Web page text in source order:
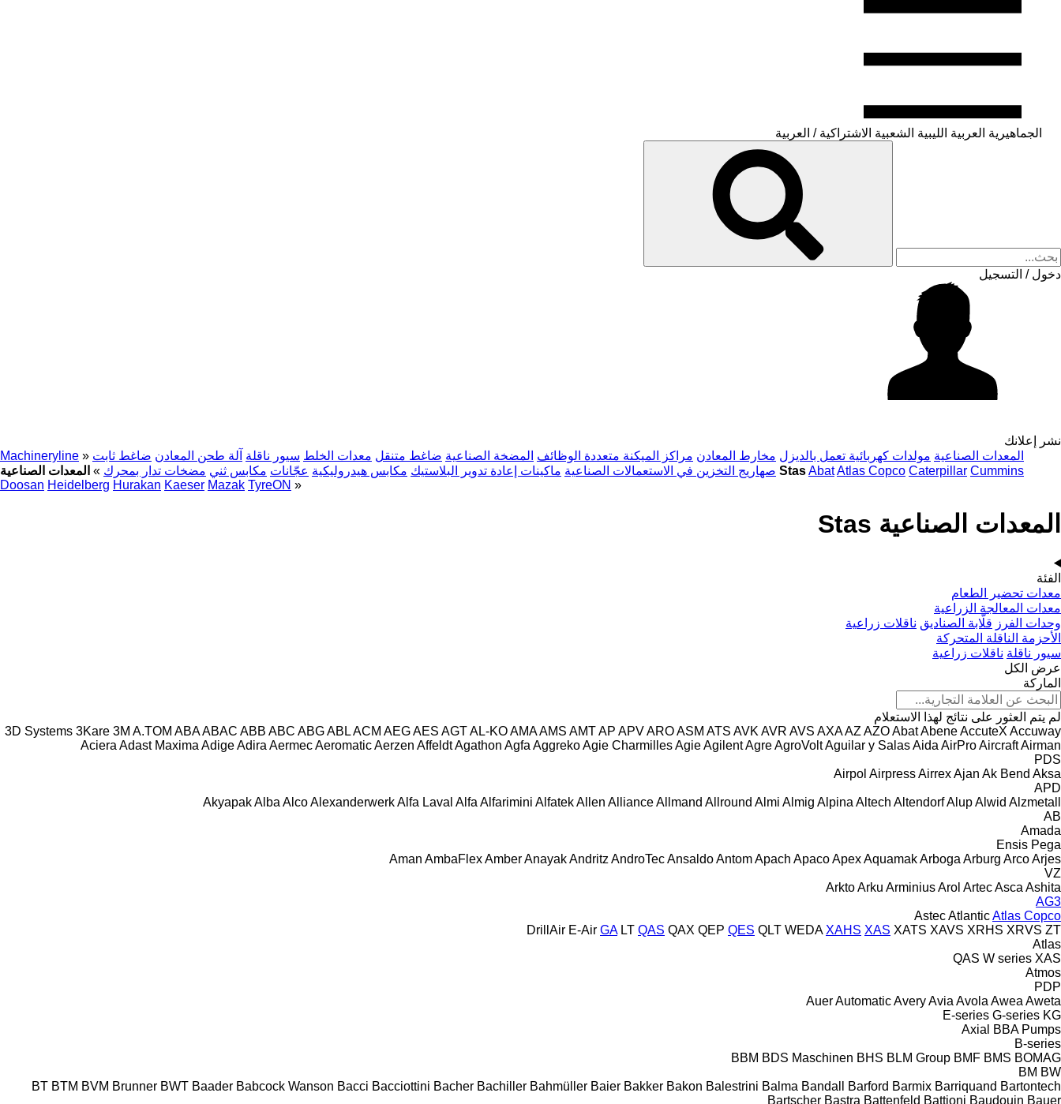
الجماهيرية العربية الليبية الشعبية الاشتراكية / العربية
دخول / التسجيل
نشر إعلانك
Machineryline » المعدات الصناعية مولدات كهربائية تعمل بالديزل مخارط المعادن مراكز الميكنة متعددة الوظائف المضخة الصناعية ضاغط متنقل معدات الخلط سيور ناقلة آلة طحن المعادن ضاغط ثابت
صهاريج التخزين في الاستعمالات الصناعية ماكينات إعادة تدوير البلاستيك مكابس هيدروليكية عجّانات مكابس ثني مضخات تدار بمحرك » المعدات الصناعية StasAbatAtlas Copco Caterpillar Cummins
Doosan Heidelberg Hurakan Kaeser Mazak TyreON »
المعدات الصناعية Stas
الفئة
معدات تحضير الطعام
معدات المعالجة الزراعية
وحدات الفرز قلّابة الصناديق ناقلات زراعية
الأحزمة الناقلة المتحركة
سيور ناقلة ناقلات زراعية
عرض الكل
الماركة
لم يتم العثور على نتائج لهذا الاستعلام
3D Systems 3Kare 3M A.TOM ABAABAC ABB ABC ABGABLACM AEGAES AGTAL-KOAMAAMS AMTAP APVAROASM ATS AVK AVR AVS AXAAZ AZOAbatAbeneAccuteX Accuway
Aciera Adast Maxima AdigeAdira AermecAeromaticAerzen AffeldtAgathon Agfa AggrekoAgie CharmillesAgieAgilentAgreAgroVoltAguilar y SalasAida AirProAircraftAirman
PDS
Airpol AirpressAirrexAjan Ak Bend Aksa
APD
AkyapakAlba AlcoAlexanderwerkAlfa Laval Alfa Alfarimini AlfatekAllen AllianceAllmand Allround Almi Almig Alpina Altech AltendorfAlupAlwid Alzmetall
AB
Amada
Ensis Pega
Aman AmbaFlexAmberAnayakAndritz AndroTecAnsaldoAntomApach ApacoApexAquamakArboga Arburg ArcoArjes
VZ
ArktoArku ArminiusArol ArtecAsca Ashita
AG3
AstecAtlanticAtlas Copco
DrillAir E-Air GA LT QAS QAX QEP QES QLT WEDA XAHS XAS XATS XAVS XRHS XRVS ZT
Atlas
QAS W series XAS
Atmos
PDP
AuerAutomaticAveryAvia Avola Awea Aweta
E-series G-series KG
Axial
BBA Pumps
B-series
BBM BDS Maschinen BHS BLM Group BMF BMS BOMAG
BM BW
BT BTM BVM Brunner BWT Baader Babcock Wanson Bacci Bacciottini Bacher Bachiller Bahmüller Baier Bakker Bakon Balestrini Balma Bandall Barford Barmix Barriquand Bartontech
Bartscher Bastra Battenfeld Battioni Baudouin Bauer